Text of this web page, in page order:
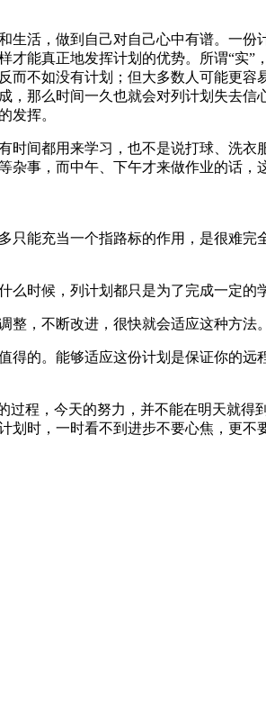
生活，做到自己对自己心中有谱。一份
才能真正地发挥计划的优势。所谓“实”
而不如没有计划；但大多数人可能更容
，那么时间一久也就会对列计划失去信
发挥。
时间都用来学习，也不是说打球、洗衣
杂事，而中午、下午才来做作业的话，
能充当一个指路标的作用，是很难完
时候，列计划都只是为了完成一定的
，不断改进，很快就会适应这种方法。
的。能够适应这份计划是保证你的远
程，今天的努力，并不能在明天就得
划时，一时看不到进步不要心焦，更不